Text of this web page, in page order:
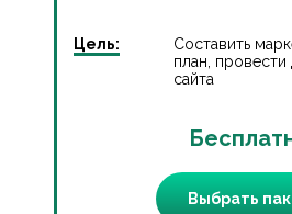
Цель:
Составить
план, провести
сайта
Выбрать